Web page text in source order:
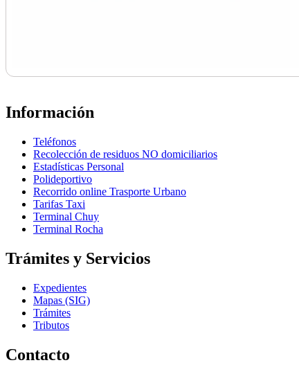
Información
Teléfonos
Recolección de residuos NO domiciliarios
Estadísticas Personal
Polideportivo
Recorrido online Trasporte Urbano
Tarifas Taxi
Terminal Chuy
Terminal Rocha
Trámites y Servicios
Expedientes
Mapas (SIG)
Trámites
Tributos
Contacto